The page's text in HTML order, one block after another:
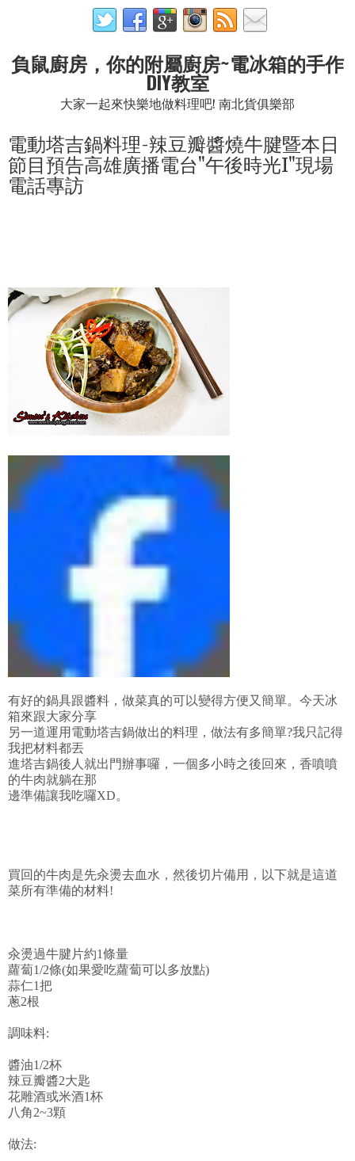
負鼠廚房，你的附屬廚房~電冰箱的手作
DIY教室
大家一起來快樂地做料理吧! 南北貨俱樂部
電動塔吉鍋料理-辣豆瓣醬燒牛腱暨本日
節目預告高雄廣播電台"午後時光I"現場
電話專訪
有好的鍋具跟醬料，做菜真的可以變得方便又簡單。今天冰
箱來跟大家分享
另一道運用電動塔吉鍋做出的料理，做法有多簡單?我只記得
我把材料都丟
進塔吉鍋後人就出門辦事囉，一個多小時之後回來，香噴噴
的牛肉就躺在那
邊準備讓我吃囉XD。
買回的牛肉是先汆燙去血水，然後切片備用，以下就是這道
菜所有準備的材料!
汆燙過牛腱片約1條量
蘿蔔1/2條(如果愛吃蘿蔔可以多放點)
蒜仁1把
蔥2根
調味料:
醬油1/2杯
辣豆瓣醬2大匙
花雕酒或米酒1杯
八角2~3顆
做法: